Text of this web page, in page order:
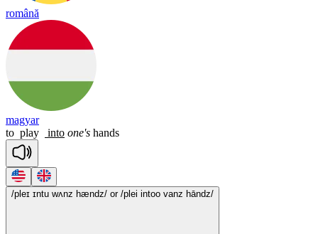
română
magyar
to play into one's hands
/pleɪ ɪntu wʌnz hændz/ or /plei intoo vanz hāndz/